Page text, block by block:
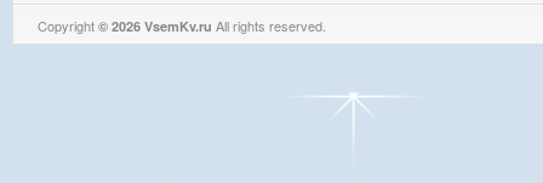
Copyright © 2026 VsemKv.ru All rights reserved.